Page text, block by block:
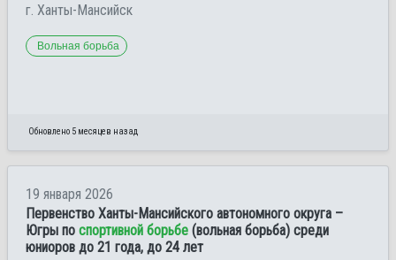
г. Ханты-Мансийск
Вольная борьба
Обновлено 5 месяцев назад
19 января 2026
Первенство Ханты-Мансийского автономного округа –
Югры по спортивной борьбе (вольная борьба) среди
юниоров до 21 года, до 24 лет